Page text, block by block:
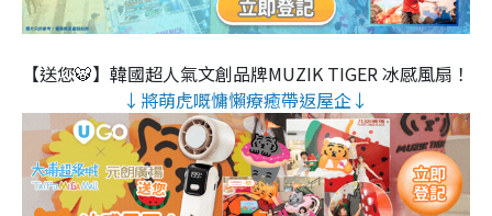
【送您🐯】韓國超人氣文創品牌MUZIK TIGER 冰感風扇！
↓將萌虎嘅慵懶療癒帶返屋企↓